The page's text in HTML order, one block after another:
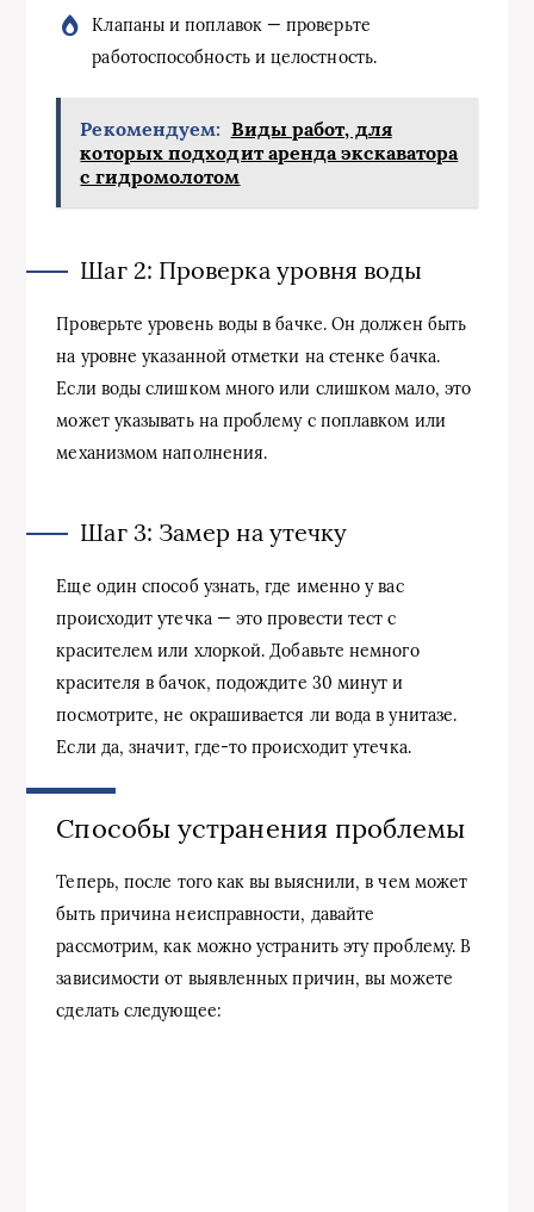
Клапаны и поплавок — проверьте
работоспособность и целостность.
Рекомендуем: Виды работ, для
которых подходит аренда экскаватора
с гидромолотом
Шаг 2: Проверка уровня воды
Проверьте уровень воды в бачке. Он должен быть
на уровне указанной отметки на стенке бачка.
Если воды слишком много или слишком мало, это
может указывать на проблему с поплавком или
механизмом наполнения.
Шаг 3: Замер на утечку
Еще один способ узнать, где именно у вас
происходит утечка — это провести тест с
красителем или хлоркой. Добавьте немного
красителя в бачок, подождите 30 минут и
посмотрите, не окрашивается ли вода в унитазе.
Если да, значит, где-то происходит утечка.
Способы устранения проблемы
Теперь, после того как вы выяснили, в чем может
быть причина неисправности, давайте
рассмотрим, как можно устранить эту проблему. В
зависимости от выявленных причин, вы можете
сделать следующее: